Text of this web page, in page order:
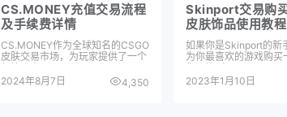
CS.MONEY充值交易流程
及手续费详情
CS.MONEY作为全球知名的CSGO
皮肤交易市场，为玩家提供了一个
便捷、高…
2024年8月7日
4,350
Skinport交易购
皮肤饰品使用教程
如果你是Skinport的新
为你最喜欢的游戏购买
你可能到…
2023年1月10日